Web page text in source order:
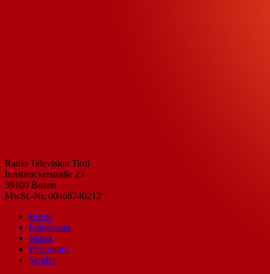
Radio Television Tirol
Innsbruckerstraße 23
39100 Bozen
MwSt.-Nr. 00468740212
Home
Impressum
Musik
Programm
Sender